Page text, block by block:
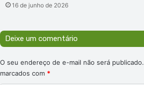
16 de junho de 2026
Deixe um comentário
O seu endereço de e-mail não será publicado.
marcados com *